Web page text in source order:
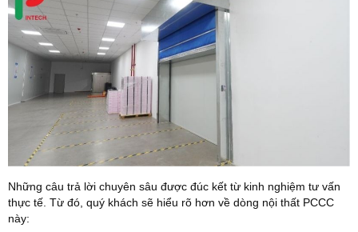
Những câu trả lời chuyên sâu được đúc kết từ kinh nghiệm tư vấn
thực tế. Từ đó, quý khách sẽ hiểu rõ hơn về dòng nội thất PCCC
này: